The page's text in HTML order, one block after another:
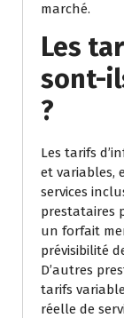
marché.
Les
sont-
?
Les tarifs
et variables,
services
prestataires
un forfait
prévisibilité
D’autres
tarifs
réelle de